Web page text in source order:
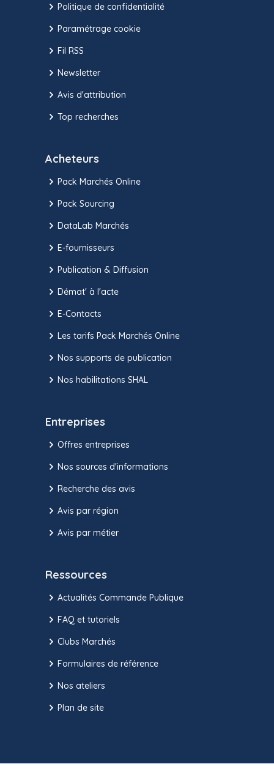
Politique de confidentialité
Paramétrage cookie
Fil RSS
Newsletter
Avis d'attribution
Top recherches
Acheteurs
Pack Marchés Online
Pack Sourcing
DataLab Marchés
E-fournisseurs
Publication & Diffusion
Démat' à l'acte
E-Contacts
Les tarifs Pack Marchés Online
Nos supports de publication
Nos habilitations SHAL
Entreprises
Offres entreprises
Nos sources d'informations
Recherche des avis
Avis par région
Avis par métier
Ressources
Actualités Commande Publique
FAQ et tutoriels
Clubs Marchés
Formulaires de référence
Nos ateliers
Plan de site